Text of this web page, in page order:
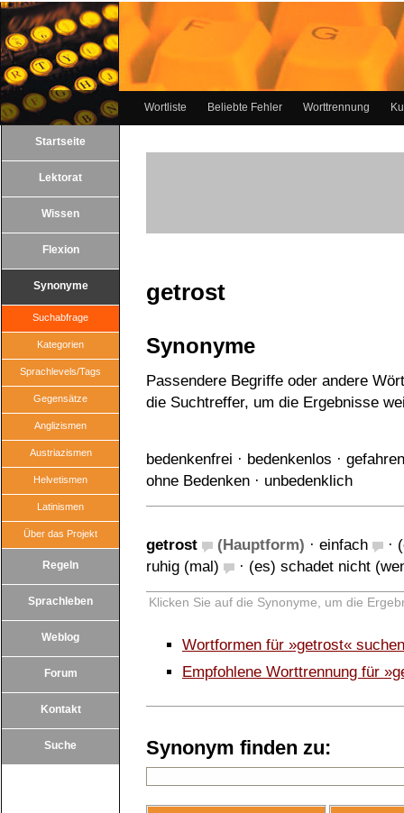
Wortliste Beliebte Fehler Worttrennung
Startseite
Lektorat
Wissen
Flexion
Synonyme
Suchabfrage
Kategorien
Sprachlevels/Tags
Gegensätze
Anglizismen
Austriazismen
Helvetismen
Latinismen
Über das Projekt
Regeln
Sprachleben
Weblog
Forum
Kontakt
Suche
getrost
Synonyme
Passendere Begriffe oder andere
die Suchtreffer, um die Ergebnisse
bedenkenfrei · bedenkenlos ·
ohne Bedenken · unbedenklich
getrost (Hauptform) · einfach ·
ruhig (mal)
· (es) schadet nicht
Klicken Sie auf die Synonyme, um die
Wortformen für »getrost« suchen
Empfohlene Worttrennung für
Synonym finden zu: